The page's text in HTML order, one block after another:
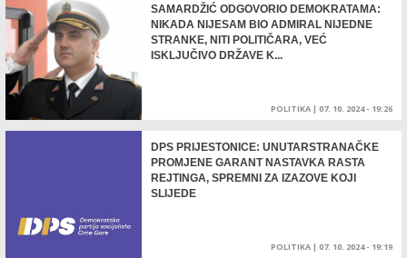
SAMARDŽIĆ ODGOVORIO DEMOKRATAMA:
NIKADA NIJESAM BIO ADMIRAL NIJEDNE
STRANKE, NITI POLITIČARA, VEĆ
ISKLJUČIVO DRŽAVE K...
POLITIKA | 07. 10. 2024 - 19:26
DPS PRIJESTONICE: UNUTARSTRANAČKE
PROMJENE GARANT NASTAVKA RASTA
REJTINGA, SPREMNI ZA IZAZOVE KOJI
SLIJEDE
POLITIKA | 07. 10. 2024 - 19:19